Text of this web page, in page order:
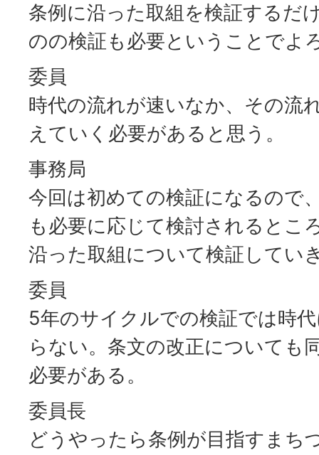
条例に沿った取組を検証するだ
のの検証も必要ということでよ
委員
時代の流れが速いなか、その流
えていく必要があると思う。
事務局
今回は初めての検証になるので
も必要に応じて検討されるとこ
沿った取組について検証してい
委員
5年のサイクルでの検証では時
らない。条文の改正についても
必要がある。
委員長
どうやったら条例が目指すまち